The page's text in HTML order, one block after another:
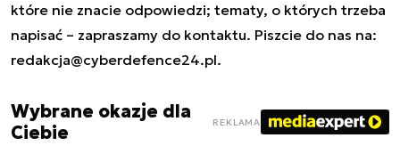
które nie znacie odpowiedzi; tematy, o których trzeba
napisać – zapraszamy do kontaktu. Piszcie do nas na:
redakcja@cyberdefence24.pl.
Wybrane okazje dla
Ciebie
REKLAMA